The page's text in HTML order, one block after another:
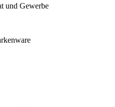
und Gewerbe